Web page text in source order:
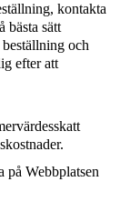
kontakta
bästa sätt
och
efter att
på Webbplatsen